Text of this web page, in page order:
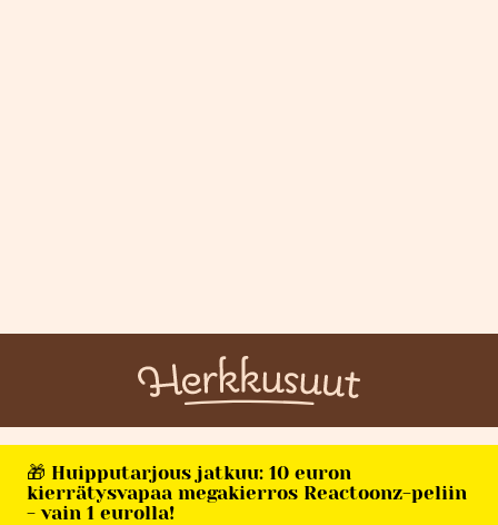
🎁 Huipputarjous jatkuu: 10 euron
kierrätysvapaa megakierros Reactoonz-peliin
- vain 1 eurolla!